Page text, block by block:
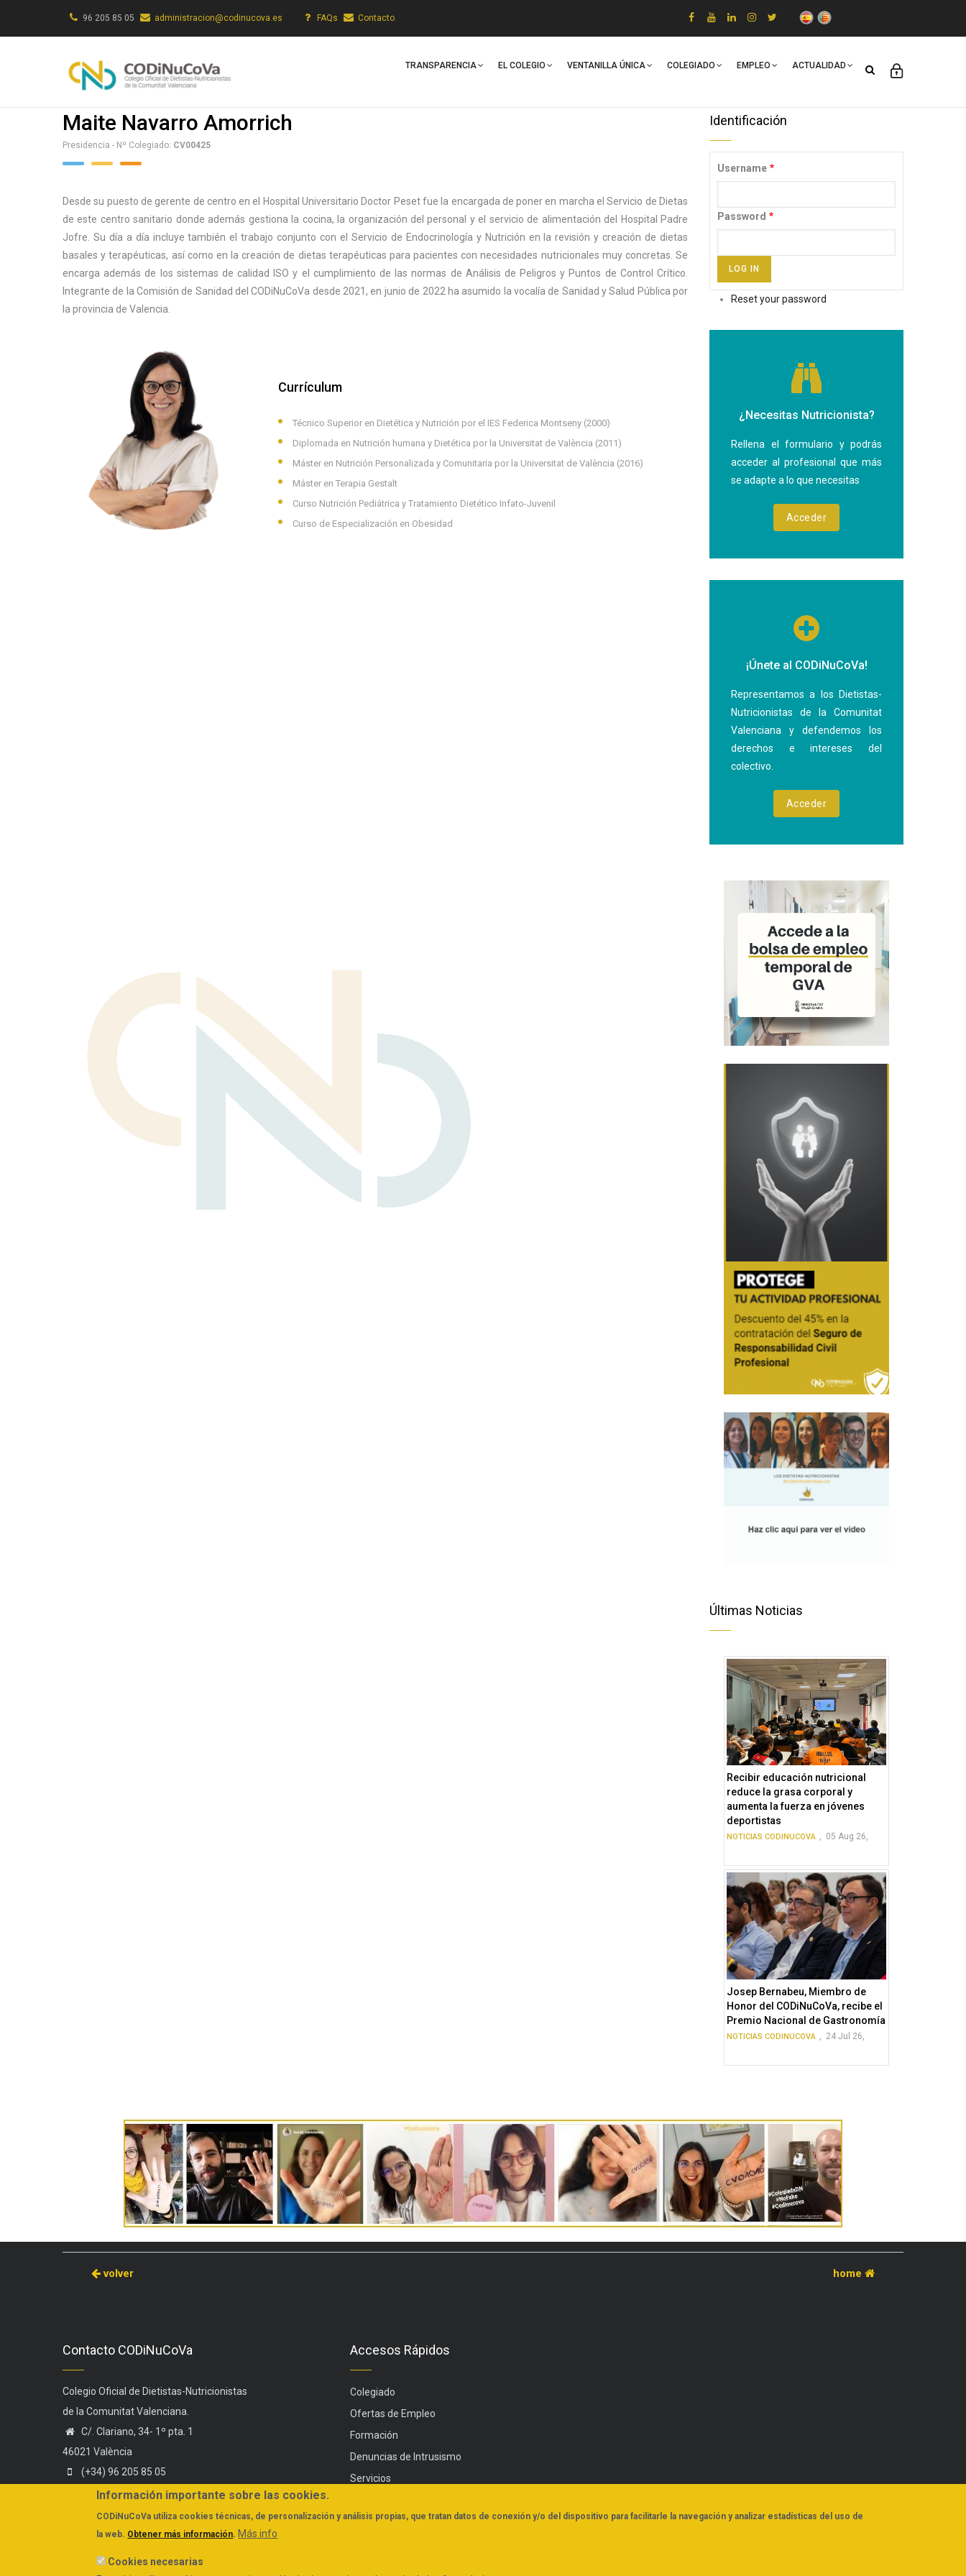
96 205 85 05 administracion@codinucova.es FAQs Contacto
Navigation
TRANSPARENCIA EL COLEGIO VENTANILLA ÚNICA COLEGIADO EMPLEO ACTUALIDAD
Maite Navarro Amorrich
Presidencia - Nº Colegiado: CV00425
Desde su puesto de gerente de centro en el Hospital Universitario Doctor Peset fue la encargada de poner en marcha el Servicio de Dietas
de este centro sanitario donde además gestiona la cocina, la organización del personal y el servicio de alimentación del Hospital Padre
Jofre. Su día a día incluye también el trabajo conjunto con el Servicio de Endocrinología y Nutrición en la revisión y creación de dietas
basales y terapéuticas, así como en la creación de dietas terapéuticas para pacientes con necesidades nutricionales muy concretas. Se
encarga además de los sistemas de calidad ISO y el cumplimiento de las normas de Análisis de Peligros y Puntos de Control Crítico.
Integrante de la Comisión de Sanidad del CODiNuCoVa desde 2021, en junio de 2022 ha asumido la vocalía de Sanidad y Salud Pública por
la provincia de Valencia.
Currículum
Técnico Superior en Dietética y Nutrición por el IES Federica Montseny (2000)
Diplomada en Nutrición humana y Dietética por la Universitat de València (2011)
Máster en Nutrición Personalizada y Comunitaria por la Universitat de València (2016)
Máster en Terapia Gestalt
Curso Nutrición Pediátrica y Tratamiento Dietético Infato-Juvenil
Curso de Especialización en Obesidad
Identificación
Username
Password
Reset your password
¿Necesitas Nutricionista?
Rellena el formulario y podrás
acceder al profesional que más
se adapte a lo que necesitas
Acceder
¡Únete al CODiNuCoVa!
Representamos a los Dietistas-
Nutricionistas de la Comunitat
Valenciana y defendemos los
derechos e intereses del
colectivo.
Acceder
Últimas Noticias
Recibir educación nutricional
reduce la grasa corporal y
aumenta la fuerza en jóvenes
deportistas
NOTICIAS CODINUCOVA , 05 Aug 26,
Josep Bernabeu, Miembro de
Honor del CODiNuCoVa, recibe el
Premio Nacional de Gastronomía
NOTICIAS CODINUCOVA , 24 Jul 26,
volver home
Contacto CODiNuCoVa
Colegio Oficial de Dietistas-Nutricionistas
de la Comunitat Valenciana.
C/. Clariano, 34- 1º pta. 1
46021 València
(+34) 96 205 85 05
(+34) 606 44 75 58
administracion@codinucova.es
Accesos Rápidos
Colegiado
Ofertas de Empleo
Formación
Denuncias de Intrusismo
Servicios
FAQs
Información importante sobre las cookies.
CODiNuCoVa utiliza cookies técnicas, de personalización y análisis propias, que tratan datos de conexión y/o del dispositivo para facilitarle la navegación y analizar estadísticas del uso de
la web. Obtener más información. Más info
Cookies necesarias